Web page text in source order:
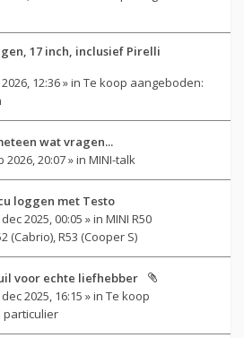
17 inch, inclusief Pirelli
12:36 » in Te koop aangeboden:
wat vragen...
2026, 20:07 » in MINI-talk
loggen met Testo
2025, 00:05 » in MINI R50
(Cabrio), R53 (Cooper S)
voor echte liefhebber
2025, 16:15 » in Te koop
particulier